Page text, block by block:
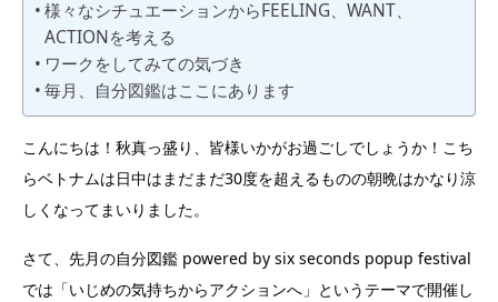
様々なシチュエーションからFEELING、WANT、
ACTIONを考える
ワークをしてみての気づき
毎月、自分図鑑はここにあります
こんにちは！秋真っ盛り、皆様いかがお過ごしでしょうか！こち
らベトナムは日中はまだまだ30度を超えるものの朝晩はかなり涼
しくなってまいりました。
さて、先月の自分図鑑 powered by six seconds popup festival
では「いじめの気持ちからアクションへ」というテーマで開催し